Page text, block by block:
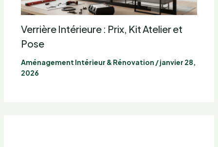
Verrière Intérieure : Prix, Kit Atelier et
Pose
Aménagement Intérieur & Rénovation /janvier 28,
2026